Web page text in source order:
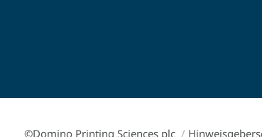
©Domino Printing Sciences plc /